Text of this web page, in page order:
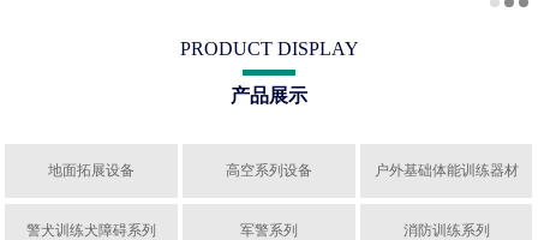
PRODUCT DISPLAY
产品展示
地面拓展设备 高空系列设备 户外基础体能训练器材
警犬训练犬障碍系列 军警系列 消防训练系列